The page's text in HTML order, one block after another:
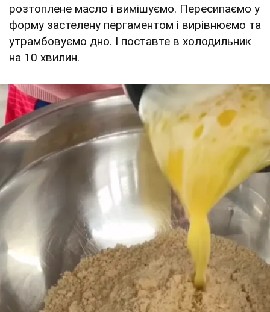
розтоплене масло і вимішуємо. Пересипаємо у
форму застелену пергаментом і вирівнюємо та
утрамбовуємо дно. І поставте в холодильник
на 10 хвилин.